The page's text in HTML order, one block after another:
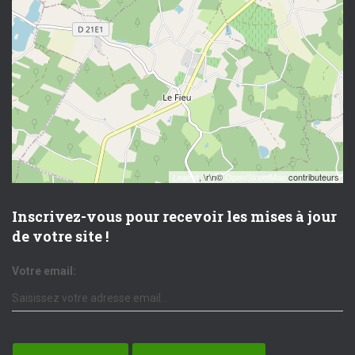
Leaflet, \r\n©OpenStreetMap contributeurs
Inscrivez-vous pour recevoir les mises à jour
de votre site !
Votre email: